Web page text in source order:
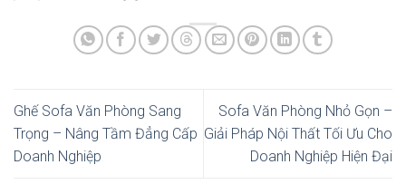
Ghế Sofa Văn Phòng Sang
Trọng – Nâng Tầm Đẳng Cấp
Doanh Nghiệp
Sofa Văn Phòng Nhỏ Gọn –
Giải Pháp Nội Thất Tối Ưu Cho
Doanh Nghiệp Hiện Đại